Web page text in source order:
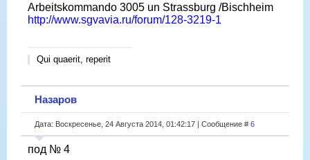
Arbeitskommando 3005 un Strassburg /Bischheim
http://www.sgvavia.ru/forum/128-3219-1
Qui quaerit, reperit
Назаров
Дата: Воскресенье, 24 Августа 2014, 01:42:17 | Сообщение # 6
под № 4